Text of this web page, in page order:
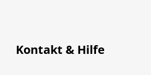
Kontakt & Hilfe